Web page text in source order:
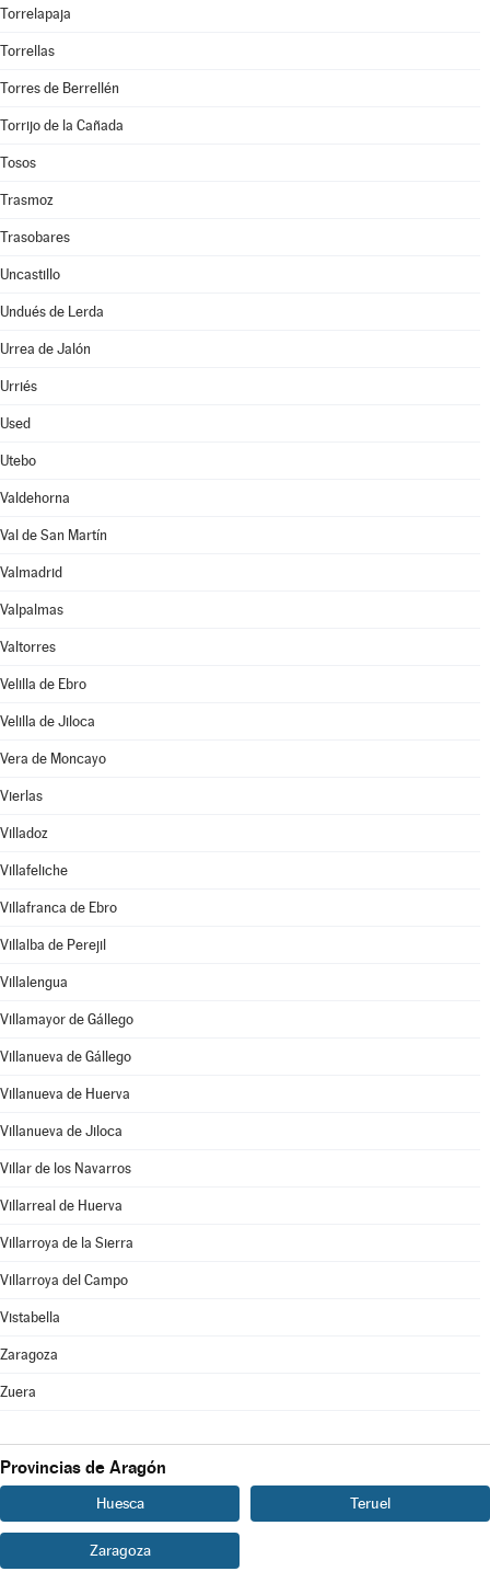
Torrelapaja
Torrellas
Torres de Berrellén
Torrijo de la Cañada
Tosos
Trasmoz
Trasobares
Uncastillo
Undués de Lerda
Urrea de Jalón
Urriés
Used
Utebo
Valdehorna
Val de San Martín
Valmadrid
Valpalmas
Valtorres
Velilla de Ebro
Velilla de Jiloca
Vera de Moncayo
Vierlas
Villadoz
Villafeliche
Villafranca de Ebro
Villalba de Perejil
Villalengua
Villamayor de Gállego
Villanueva de Gállego
Villanueva de Huerva
Villanueva de Jiloca
Villar de los Navarros
Villarreal de Huerva
Villarroya de la Sierra
Villarroya del Campo
Vistabella
Zaragoza
Zuera
Provincias de Aragón
Huesca Teruel
Zaragoza